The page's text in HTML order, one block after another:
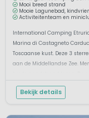
Mooi breed strand
Mooie Lagunebad,
Activiteitenteam en
International Camping
Marina di Castagneto
Toscaanse kust. Deze 3
aan de Middellandse Zee.
Bekijk details